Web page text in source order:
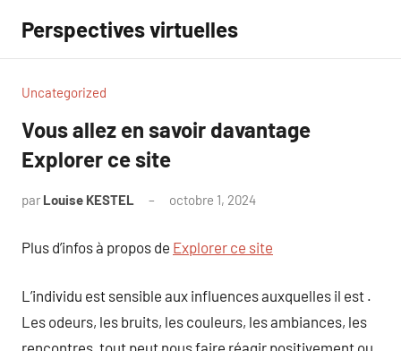
contenu
Perspectives virtuelles
Uncategorized
Vous allez en savoir davantage
Explorer ce site
par Louise KESTEL octobre 1, 2024
Plus d’infos à propos de Explorer ce site
L’individu est sensible aux influences auxquelles il est .
Les odeurs, les bruits, les couleurs, les ambiances, les
rencontres, tout peut nous faire réagir positivement ou